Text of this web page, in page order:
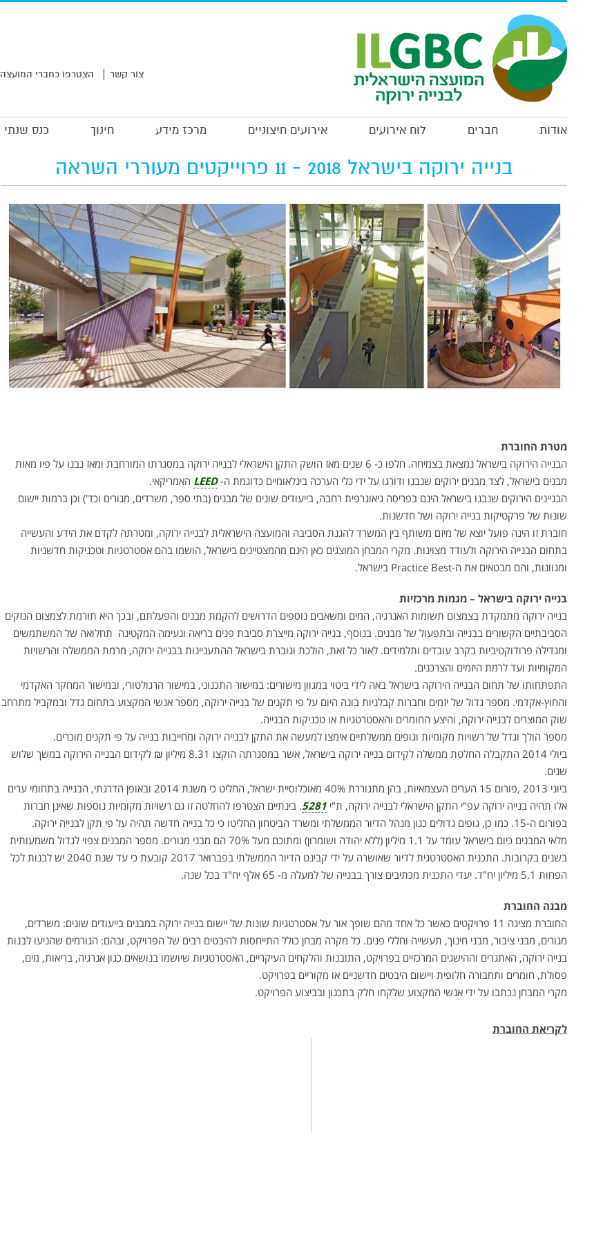
הצטרפו כחברי המועצה | צור קשר
אודות חברים לוח אירועים אירועים חיצוניים מרכז מידע חינוך כנס שנתי
בנייה ירוקה בישראל 2018 - 11 פרוייקטים מעוררי השראה
מטרת החוברת
הבנייה הירוקה בישראל נמצאת בצמיחה. חלפו כ- 6 שנים מאז הושק התקן הישראלי לבנייה ירוקה במסגרתו המורחבת ומאז נבנו על פיו מאות
מבנים בישראל, לצד מבנים ירוקים שנבנו ודורגו על ידי כלי הערכה בינלאומיים כדוגמת ה-LEED האמריקאי.
הבניינים הירוקים שנבנו בישראל הינם בפריסה גיאוגרפית רחבה, בייעודים שונים של מבנים (בתי ספר, משרדים, מגורים וכד') וכן ברמות יישום
שונות של פרקטיקות בנייה ירוקה ושל חדשנות.
חוברת זו הינה פועל יוצא של מיזם משותף בין המשרד להגנת הסביבה והמועצה הישראלית לבנייה ירוקה, ומטרתה לקדם את הידע והעשייה
בתחום הבנייה הירוקה ולעודד מצוינות. מקרי המבחן המוצגים כאן הינם מהמצטיינים בישראל, הושמו בהם אסטרטגיות וטכניקות חדשניות
ומגוונות, והם מבטאים את ה-Practice Best בישראל.
בנייה ירוקה בישראל – מגמות מרכזיות
בנייה ירוקה מתמקדת בצמצום תשומות האנרגיה, המים ומשאבים נוספים הדרושים להקמת מבנים והפעלתם, ובכך היא תורמת לצמצום הנזקים
הסביבתיים הקשורים בבנייה ובתפעול של מבנים. בנוסף, בנייה ירוקה מייצרת סביבת פנים בריאה ונעימה המקטינה תחלואה של המשתמשים
ומגדילה פרודוקטיביות בקרב עובדים ותלמידים. לאור כל זאת, הולכת וגוברת בישראל ההתעניינות בבנייה ירוקה, מרמת הממשלה והרשויות
המקומיות ועד לרמת היזמים והצרכנים.
התפתחותו של תחום הבנייה הירוקה בישראל באה לידי ביטוי במגוון מישורים: במישור התכנוני, במישור הרגולטורי, ובמישור המחקר האקדמי
והחוץ-אקדמי. מספר גדול של יזמים וחברות קבלניות בונה היום על פי תקנים של בנייה ירוקה, מספר אנשי המקצוע בתחום גדל ובמקביל מתרחב
שוק המוצרים לבנייה ירוקה, והיצע החומרים והאסטרטגיות או טכניקות הבנייה.
מספר הולך וגדל של רשויות מקומיות וגופים ממשלתיים אימצו למעשה את התקן לבנייה ירוקה ומחייבות בנייה על פי תקנים מוכרים.
ביולי 2014 התקבלה החלטת ממשלה לקידום בנייה ירוקה בישראל, אשר במסגרתה הוקצו 8.31 מיליון ₪ לקידום הבנייה הירוקה במשך שלוש
שנים.
ביוני 2013 ,פורום 15 הערים העצמאיות, בהן מתגוררת 40% מאוכלוסיית ישראל, החליט כי משנת 2014 ובאופן הדרגתי, הבנייה בתחומי ערים
אלו תהיה בנייה ירוקה עפ"י התקן הישראלי לבנייה ירוקה, ת"י 5281. בינתיים הצטרפו להחלטה זו גם רשויות מקומיות נוספות שאינן חברות
בפורום ה-15. כמו כן, גופים גדולים כגון מנהל הדיור הממשלתי ומשרד הביטחון החליטו כי כל בנייה חדשה תהיה על פי תקן לבנייה ירוקה.
מלאי המבנים כיום בישראל עומד על 1.1 מיליון (ללא יהודה ושומרון) ומתוכם מעל 70% הם מבני מגורים. מספר המבנים צפוי לגדול משמעותית
בשנים בקרובות. התכנית האסטרטגית לדיור שאושרה על ידי קבינט הדיור הממשלתי בפברואר 2017 קובעת כי עד שנת 2040 יש לבנות לכל
הפחות 5.1 מיליון יח"ד. יעדי התכנית מכתיבים צורך בבנייה של למעלה מ- 65 אלף יח"ד בכל שנה.
מבנה החוברת
החוברת מציגה 11 פרויקטים כאשר כל אחד מהם שופך אור על אסטרטגיות שונות של יישום בנייה ירוקה במבנים בייעודים שונים: משרדים,
מגורים, מבני ציבור, מבני חינוך, תעשייה וחללי פנים. כל מקרה מבחן כולל התייחסות להיבטים רבים של הפרויקט, ובהם: הגורמים שהניעו לבנות
בנייה ירוקה, האתגרים וההישגים המרכזיים בפרויקט, התובנות והלקחים העיקריים, האסטרטגיות שיושמו בנושאים כגון אנרגיה, בריאות, מים,
פסולת, חומרים ותחבורה חלופית ויישום היבטים חדשניים או מקוריים בפרויקט.
מקרי המבחן נכתבו על ידי אנשי המקצוע שלקחו חלק בתכנון ובביצוע הפרויקט.
לקריאת החוברת
מערכות להפחתת צריכת
החשמל ולהתייעלות אנרגטית מערכת לטיהור מים אפורים
הרשמה